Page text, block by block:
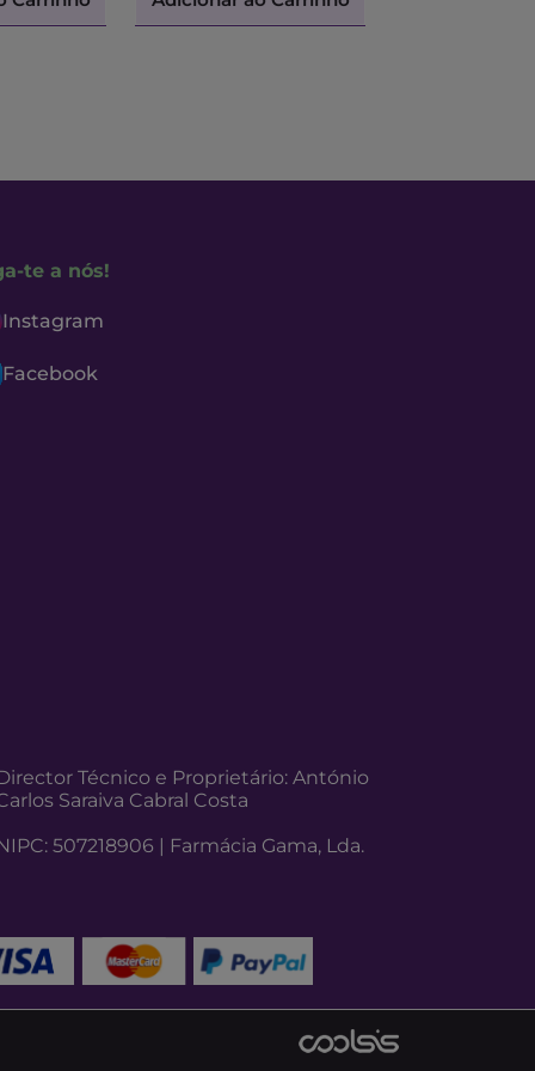
te a nós!
Instagram
Facebook
Técnico e Proprietário: António
Saraiva Cabral Costa
507218906 | Farmácia Gama, Lda.